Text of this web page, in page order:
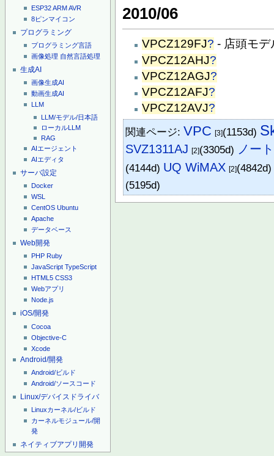
ESP32ARMAVR
8ピンマイコン
プログラミング
プログラミング言語
画像処理 自然言語処理
生成AI
画像生成AI
動画生成AI
LLM
LLM/モデル/日本語
ローカルLLM
RAG
AIエージェント
AIエディタ
サーバ設定
Docker
WSL
CentOS Ubuntu
Apache
データベース
Web開発
PHP Ruby
JavaScript TypeScript
HTML5 CSS3
Webアプリ
Node.js
iOS/開発
Cocoa
Objective-C
Xcode
Android/開発
Android/ビルド
Android/ソースコード
Linux/デバイスドライバ
Linuxカーネル/ビルド
カーネルモジュール/開
発
ネイティブアプリ開発
2010/06
VPCZ129FJ? - 店頭モデ
VPCZ12AHJ?
VPCZ12AGJ?
VPCZ12AFJ?
VPCZ12AVJ?
関連ページ: VPC [3](1153d)
SVZ1311AJ [2](3305d) ノー
(4144d) UQ WiMAX [2]
(5195d)